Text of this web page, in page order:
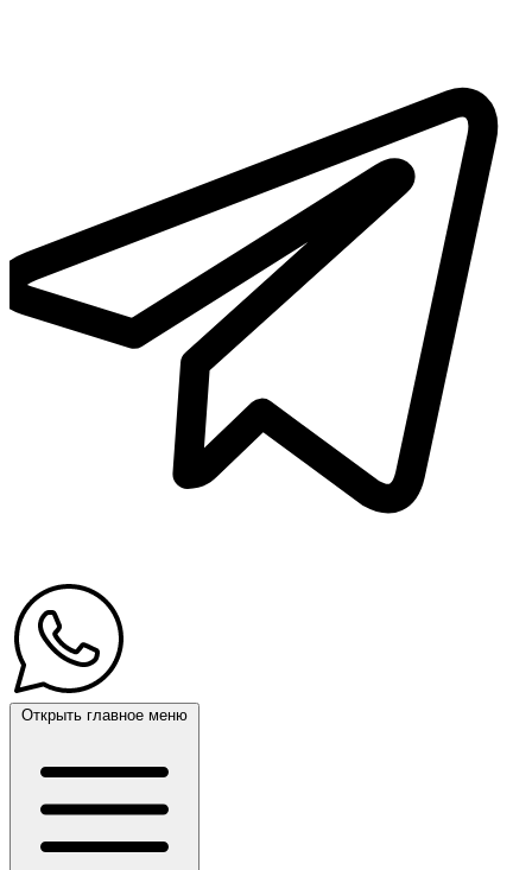
Открыть главное меню